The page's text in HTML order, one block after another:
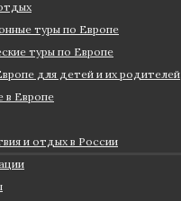
туры по Европе
туры по Европе
для детей и их родителей
в Европе
и отдых в России